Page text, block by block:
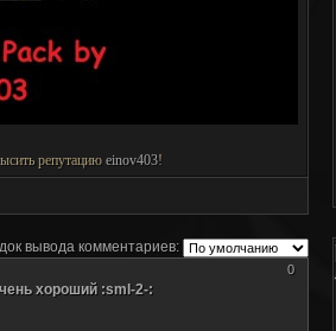
репутацию einov403!
вывода комментариев:
0
хороший :sml-2-: